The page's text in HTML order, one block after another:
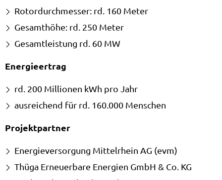
Rotordurchmesser: rd. 160 Meter
Gesamthöhe: rd. 250 Meter
Gesamtleistung rd. 60 MW
Energieertrag
rd. 200 Millionen kWh pro Jahr
ausreichend für rd. 160.000 Menschen
Projektpartner
Energieversorgung Mittelrhein AG (evm)
Thüga Erneuerbare Energien GmbH & Co. KG